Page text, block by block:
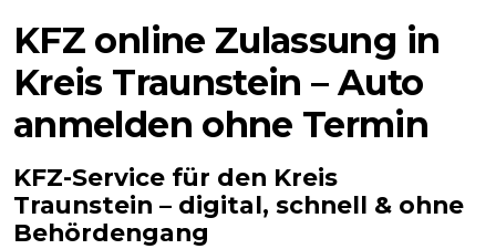
KFZ online Zulassung in
Kreis Traunstein – Auto
anmelden ohne Termin
KFZ-Service für den Kreis
Traunstein – digital, schnell & ohne
Behördengang